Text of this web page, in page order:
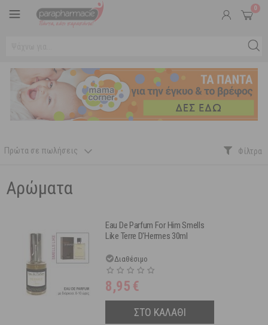
0
Πρώτα σε πωλήσεις
Αρώματα
Eau De Parfum For Him Smells
Like Terre D'Hermes 30ml
Διαθέσιμο
8,95 €
ΣΤΟ ΚΑΛΑΘΙ